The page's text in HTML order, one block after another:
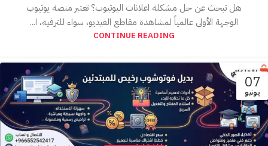
هل تبحث عن حل مشكلة اعلانات اليوتيوب؟ تعتبر منصة يوتيوب
الوجهة الأولى عالمياً لمشاهدة مقاطع الفيديو، سواء للترفيه، ا...
CONTINUE READING
07
يونيو